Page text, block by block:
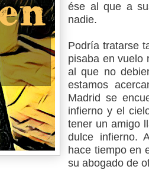
ése al que a
nadie.
Podría tratarse
pisaba en vuelo
al que no
estamos
Madrid se
infierno y el
tener un amigo
dulce infierno.
hace tiempo en
su abogado de